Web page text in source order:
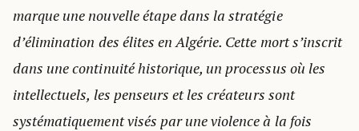
marque une nouvelle étape dans la stratégie
d’élimination des élites en Algérie. Cette mort s’inscrit
dans une continuité historique, un processus où les
intellectuels, les penseurs et les créateurs sont
systématiquement visés par une violence à la fois